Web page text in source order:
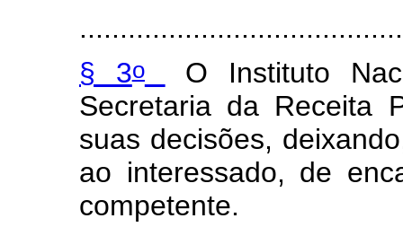
§ 3o
O Instituto
Secretaria da Receita
suas decisões,
ao interessado, de
competente.